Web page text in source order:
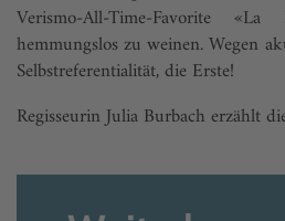
Verismo-All-Time-Favorite
hemmungslos zu weinen. Wegen
Selbstreferentialität, die Erste!
Regisseurin Julia Burbach erzählt